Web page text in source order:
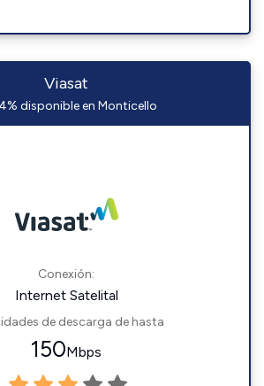
Viasat
disponible en Monticello
Conexión:
Internet Satelital
de descarga de hasta
150Mbps